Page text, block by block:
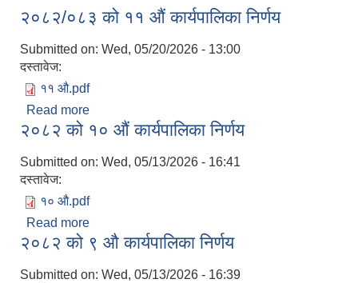
२०८२/०८३ को ११ औं कार्यपालिका निर्णय
Submitted on: Wed, 05/20/2026 - 13:00
दस्तावेज:
११ औ.pdf
Read more
२०८२ को १० औं कार्यपालिका निर्णय
Submitted on: Wed, 05/13/2026 - 16:41
दस्तावेज:
१० औ.pdf
Read more
२०८२ को ९ औ कार्यपालिका निर्णय
Submitted on: Wed, 05/13/2026 - 16:39